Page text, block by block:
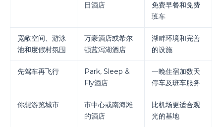
日酒店
免费早餐和免费
班车
宽敞空间、游泳
池和度假村氛围
万豪酒店或希尔
顿蓝泻湖酒店
湖畔环境和完善
的设施
先驾车再飞行
Park, Sleep &
Fly酒店
一晚住宿加数天
停车及班车服务
你想游览城市
市中心或南海滩
的酒店
比机场更适合观
光的基地